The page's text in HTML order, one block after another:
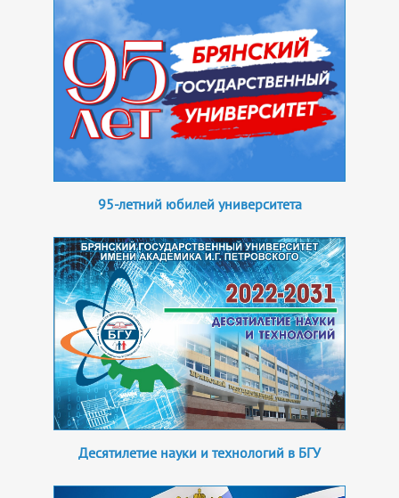
95-летний юбилей университета
Десятилетие науки и технологий в БГУ